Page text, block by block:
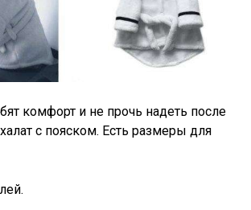
комфорт и не прочь надеть после
с пояском. Есть размеры для